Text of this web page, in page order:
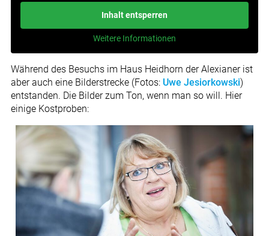
Inhalt entsperren
Weitere Informationen
Während des Besuchs im Haus Heidhorn der Alexianer ist
aber auch eine Bilderstrecke (Fotos: Uwe Jesiorkowski)
entstanden. Die Bilder zum Ton, wenn man so will. Hier
einige Kostproben: